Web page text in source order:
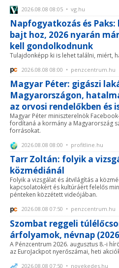
2026.08.08 08:05 • vg.hu
Napfogyatkozás és
bajt hoz, 2026 nyarán
kell gondolkodnunk
Tulajdonképp ki is lehet találni, miért,
2026.08.08 08:00 • penzcentrum.hu
Magyar Péter: gigászi
Magyarországon,
az orvosi rendelőkben és
Magyar Péter miniszterelnök
fordítaná a kormány a Magyarország
forrásokat.
2026.08.08 08:00 • profitline.hu
Tarr Zoltán: folyik a
közmédiánál
Folyik a vizsgálat és átvilágítás a
kapcsolatokért és kultúráért felelős
pénteken közzétett videójában.
2026.08.08 07:50 • penzcentrum.hu
Szombat reggeli
árfolyamok, névnap
A Pénzcentrum 2026. augusztus 8.-i
az EuroJackpot nyerőszámai, heti
2026.08.08 07:50 • novekedes.hu